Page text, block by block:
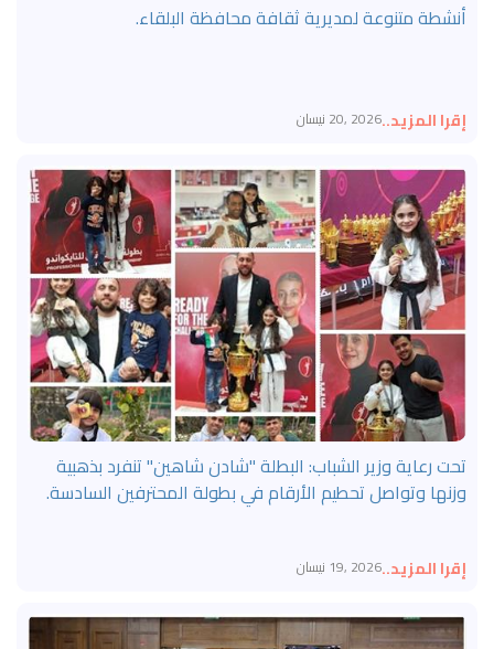
أنشطة متنوعة لمديرية ثقافة محافظة البلقاء.
2026 ,20 نيسانإقرا المزيد..
تحت رعاية وزير الشباب: البطلة "شادن شاهين" تنفرد بذهبية
وزنها وتواصل تحطيم الأرقام في بطولة المحترفين السادسة.
2026 ,19 نيسانإقرا المزيد..